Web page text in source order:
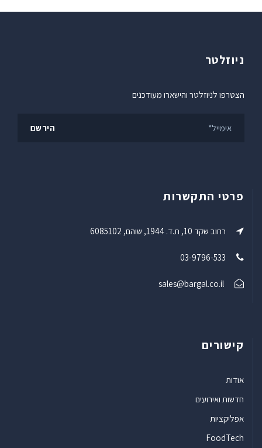
ניוזלטר
הצטרפו לניוזלטר והישארו מעודכנים
פרטי התקשרות
רחוב שקד 10, ת.ד. 1944, שוהם, 6085102
sales@bargal.co.il
קישורים
אודות
חדשות ואירועים
אפליקציות
FoodTech